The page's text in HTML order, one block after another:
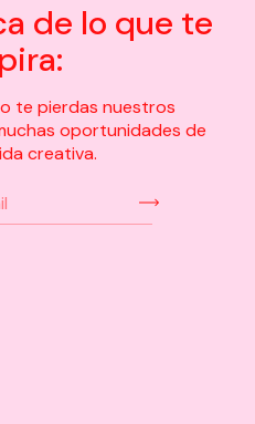
de lo que te
te pierdas nuestros
oportunidades de
creativa.